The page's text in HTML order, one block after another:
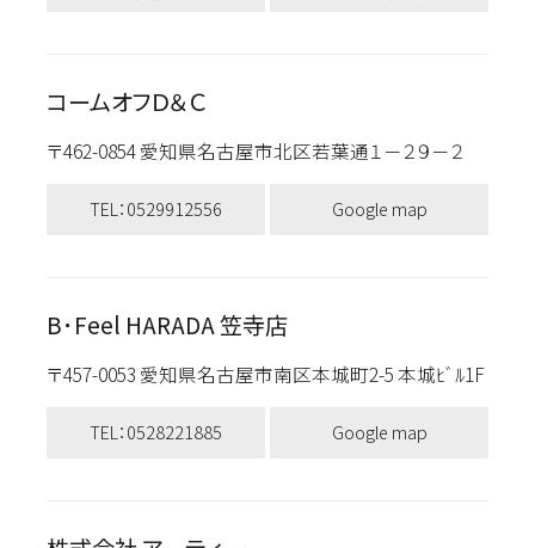
コームオフＤ＆Ｃ
〒462-0854 愛知県名古屋市北区若葉通１－２９－２
TEL：0529912556 Google map
B･Feel HARADA 笠寺店
〒457-0053 愛知県名古屋市南区本城町2-5 本城ﾋﾞﾙ1F
TEL：0528221885 Google map